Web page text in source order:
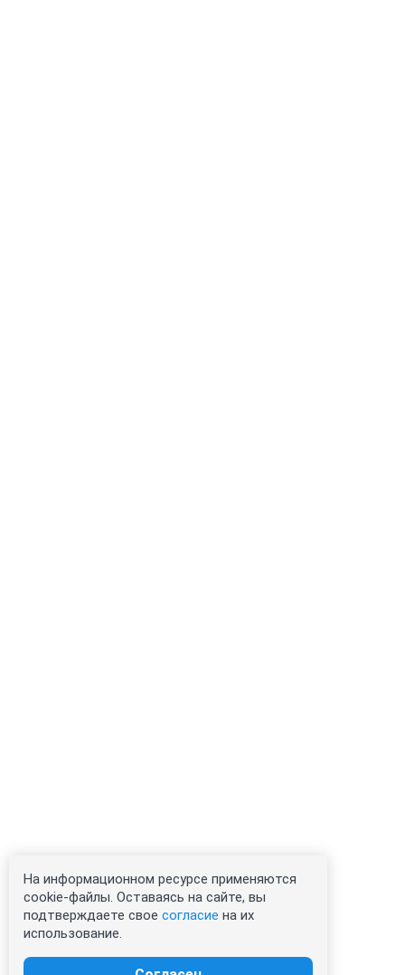
На информационном ресурсе применяются
cookie-файлы. Оставаясь на сайте, вы
подтверждаете свое согласие на их
использование.